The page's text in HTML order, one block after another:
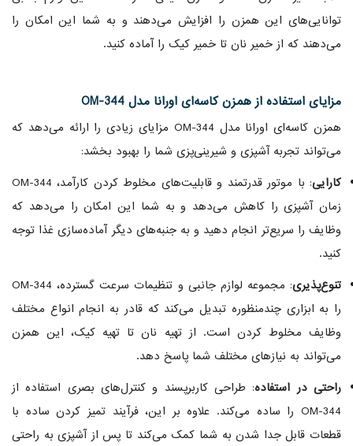
توانایی‌های این همزن را افزایش می‌دهند و به شما این امکان را
می‌دهند که از خمیر نان تا خمیر کیک را آماده کنید.
مزایای استفاده از همزن کاسه‌ای اورانا مدل OM-344
همزن کاسه‌ای اورانا مدل OM-344 مزایای زیادی را ارائه می‌دهد که
می‌تواند تجربه آشپزی و شیرینی‌پزی شما را بهبود بخشد:
کارایی
: با موتور قدرتمند و قابلیت‌های مخلوط کردن کارآمد، OM-344
زمان آشپزی را کاهش می‌دهد و به شما این امکان را می‌دهد که
وظایف را سریع‌تر انجام دهید و به جنبه‌های دیگر آماده‌سازی غذا توجه
کنید.
تنوع‌پذیری
: مجموعه لوازم جانبی و تنظیمات سرعت گسترده، OM-344
را به ابزاری چندمنظوره تبدیل می‌کند که قادر به انجام انواع مختلف
وظایف مخلوط کردن است. از تهیه نان تا تهیه کیک، این همزن
می‌تواند به نیازهای مختلف شما پاسخ دهد.
راحتی در استفاده: طراحی کاربرپسند و کنترل‌های بصری استفاده از
OM-344 را ساده می‌کند. علاوه بر این، فرآیند تمیز کردن ساده با
قطعات قابل جدا شدن به شما کمک می‌کند تا پس از آشپزی به راحتی